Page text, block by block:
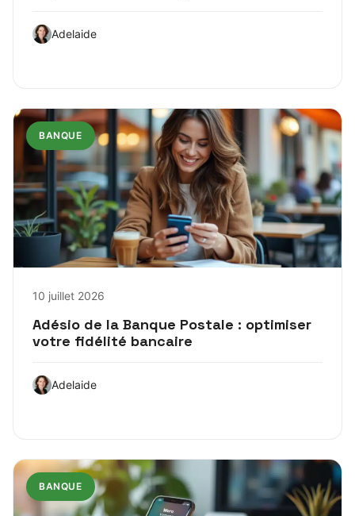
Adelaide
BANQUE
10 juillet 2026
Adésio de la Banque Postale : optimiser
votre fidélité bancaire
Adelaide
BANQUE